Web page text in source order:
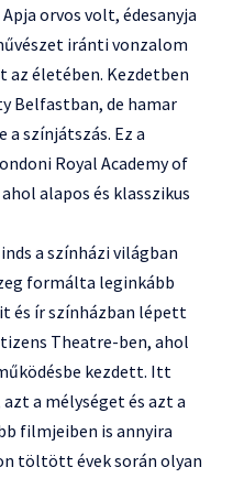
orvos volt, édesanyja
iránti vonzalom
életében. Kezdetben
Belfastban, de hamar
a színjátszás. Ez a
Royal Academy of
alapos és klasszikus
a színházi világban
formálta leginkább
és ír színházban lépett
Theatre-ben, ahol
kezdett. Itt
a mélységet és azt a
filmjeiben is annyira
töltött évek során olyan